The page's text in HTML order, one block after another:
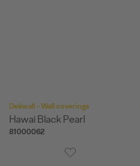
Dekwall - Wall coverings
Hawai Black Pearl
81000062